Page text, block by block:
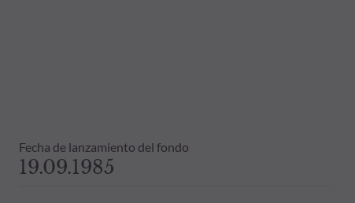
Fecha de lanzamiento del fondo
19.09.1985